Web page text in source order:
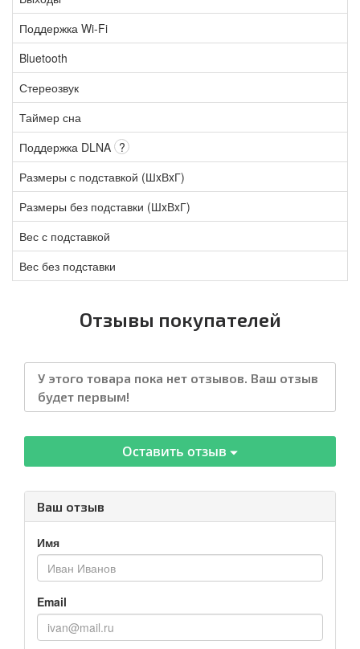
Поддержка Wi-Fi
Bluetooth
Стереозвук
Таймер сна
Поддержка DLNA ?
Размеры с подставкой (ШxВxГ)
Размеры без подставки (ШxВxГ)
Вес с подставкой
Вес без подставки
Отзывы покупателей
У этого товара пока нет отзывов. Ваш отзыв
будет первым!
Оставить отзыв
Ваш отзыв
Имя
Email